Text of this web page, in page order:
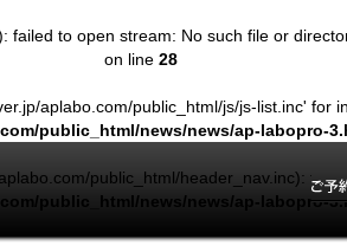
failed to open stream: No such file or
on line 28
aplabo.com/public_html/js/js-list.inc' for
public_html/news/news/ap-labopro-
public_html/header_nav.inc):
public_html/news/news/ap-labopro-